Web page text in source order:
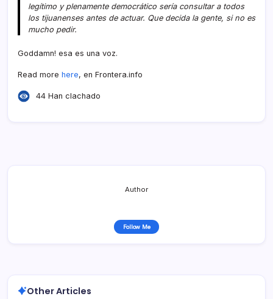
legí­timo y plenamente democrático serí­a consultar a todos
los tijuanenses antes de actuar. Que decida la gente, si no es
mucho pedir.
Goddamn! esa es una voz.
Read more here, en Frontera.info
44 Han clachado
Author
Follow Me
Other Articles